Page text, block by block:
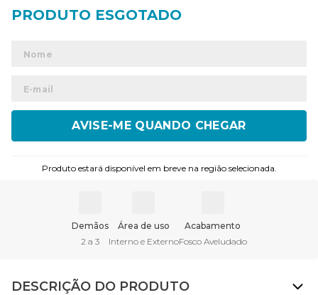
ENVIAR
Produto estará disponível em breve na região selecionada.
Demãos
2 a 3
Área de uso
Interno e Externo
Acabamento
Fosco Aveludado
DESCRIÇÃO DO PRODUTO